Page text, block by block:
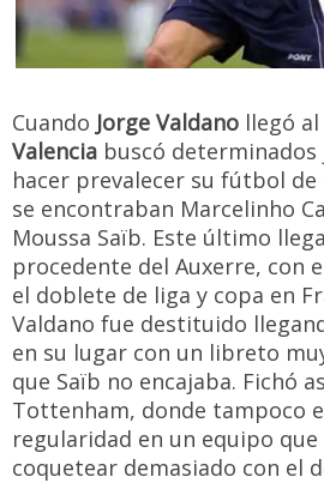
Cuando Jorge Valdano llegó
Valencia buscó
hacer prevalecer su fútbol
se encontraban Marcelinho
Moussa Saïb. Este último
procedente del Auxerre, con
el doblete de liga y copa en
Valdano fue destituido
en su lugar con un libreto
que Saïb no encajaba. Fichó
Tottenham, donde tampoco
regularidad en un equipo
coquetear demasiado con el